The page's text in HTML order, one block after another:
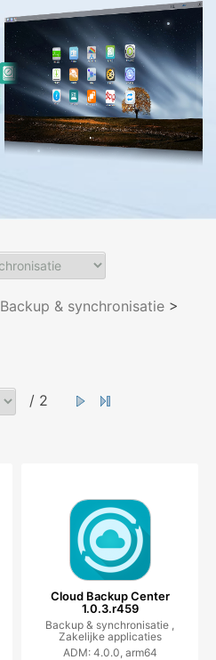
Backup & synchronisatie >
/ 2
Cloud Backup Center
1.0.3.r459
Backup & synchronisatie ,
Zakelijke applicaties
ADM: 4.0.0, arm64